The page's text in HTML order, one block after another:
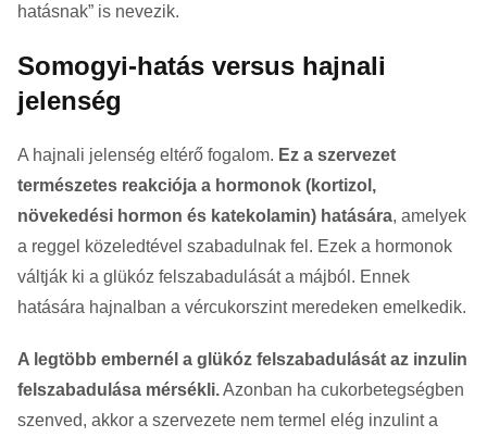
hatásnak” is nevezik.
Somogyi-hatás versus hajnali
jelenség
A hajnali jelenség eltérő fogalom. Ez a szervezet
természetes reakciója a hormonok (kortizol,
növekedési hormon és katekolamin) hatására, amelyek
a reggel közeledtével szabadulnak fel. Ezek a hormonok
váltják ki a glükóz felszabadulását a májból. Ennek
hatására hajnalban a vércukorszint meredeken emelkedik.
A legtöbb embernél a glükóz felszabadulását az inzulin
felszabadulása mérsékli.Azonban ha cukorbetegségben
szenved, akkor a szervezete nem termel elég inzulint a